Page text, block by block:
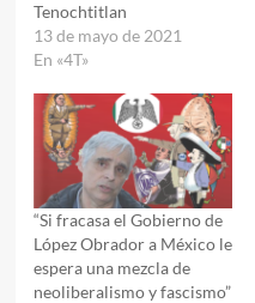
Tenochtitlan
13 de mayo de 2021
En «4T»
“Si fracasa el Gobierno de
López Obrador a México le
espera una mezcla de
neoliberalismo y fascismo”